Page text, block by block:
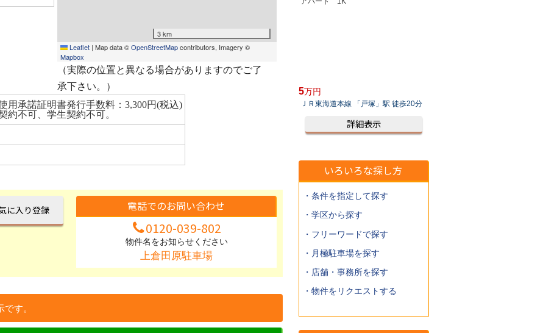
3 km
Leaflet | Map data ©OpenStreetMapcontributors, Imagery ©
Mapbox
（実際の位置と異なる場合がありますのでご了
承下さい。）
用承諾証明書発行手数料：3,300円(税込)
約不可、学生契約不可。
に入り登録 電話でのお問い合わせ
0120-039-802
物件名をお知らせください
上倉田原駐車場
す。
て新品に。
5 万円
ＪＲ東海道本線 「戸塚」駅 徒歩20分
いろいろな探し方
・条件を指定して探す
・学区から探す
・フリーワードで探す
・月極駐車場を探す
・店舗・事務所を探す